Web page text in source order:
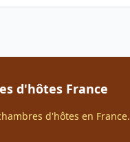
d'hôtes France
d'hôtes en France.